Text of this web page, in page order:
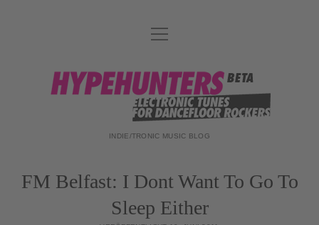
DATENSCHUTZ
DJ-TEAM
ABOUT
Menü
öffnen
hypehunters
INDIE/TRONIC MUSIC BLOG
FM Belfast: I Dont Want To Go To
Sleep Either